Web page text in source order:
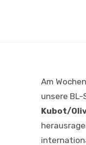
Am
unsere BL-
Kubot/